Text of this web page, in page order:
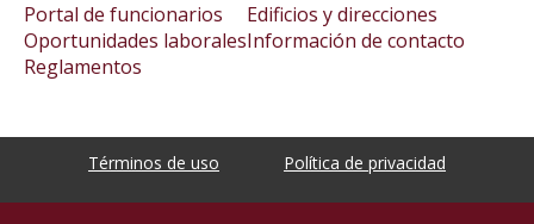
Portal de funcionarios
Oportunidades laborales
Reglamentos
Edificios y direcciones
Información de contacto
Términos de uso Política de privacidad